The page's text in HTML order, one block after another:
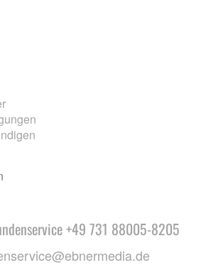
+49 731 88005-8205